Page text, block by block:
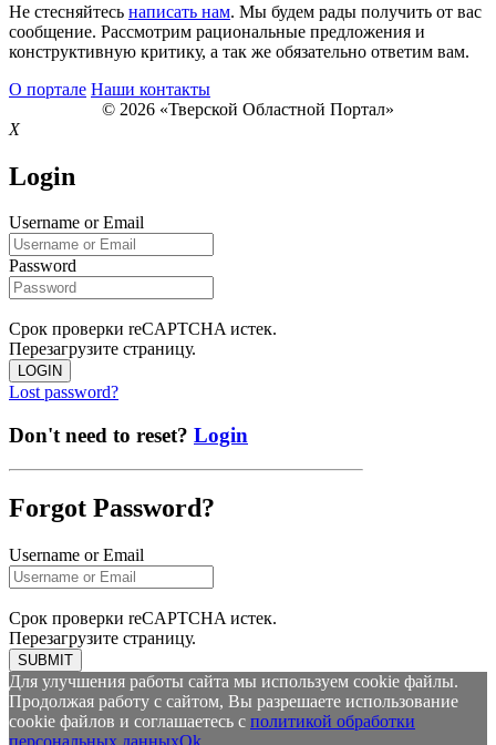
Не стесняйтесь написать нам. Мы будем рады получить от вас
сообщение. Рассмотрим рациональные предложения и
конструктивную критику, а так же обязательно ответим вам.
О портале Наши контакты
© 2026 «Тверской Областной Портал»
X
Login
Username or Email
Password
Срок проверки reCAPTCHA истек.
Перезагрузите страницу.
LOGIN
Lost password?
Don't need to reset? Login
Forgot Password?
Username or Email
Срок проверки reCAPTCHA истек.
Перезагрузите страницу.
SUBMIT
Для улучшения работы сайта мы используем cookie файлы.
Продолжая работу с сайтом, Вы разрешаете использование
cookie файлов и соглашаетесь с политикой обработки
персональных данныхOk